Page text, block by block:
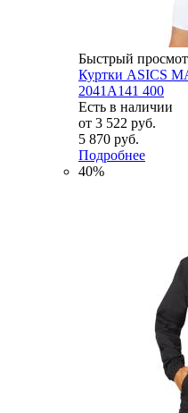
Быстрый
Куртки ASICS
2041A141 400
Есть в наличии
от 3 522 руб.
5 870 руб.
Подробнее
40%